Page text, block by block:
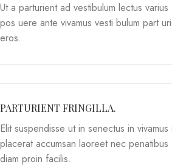
Ut a parturient ad vestibulum lectus
pos uere ante vivamus vesti bulum part
eros.
PARTURIENT FRINGILLA.
Elit suspendisse ut in senectus in
placerat accumsan laoreet nec
diam proin facilis.